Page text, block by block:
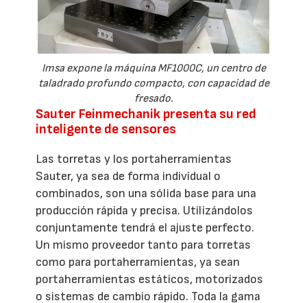
Imsa expone la máquina MF1000C, un centro de
taladrado profundo compacto, con capacidad de
fresado.
Sauter Feinmechanik presenta su red
inteligente de sensores
Las torretas y los portaherramientas
Sauter, ya sea de forma individual o
combinados, son una sólida base para una
producción rápida y precisa. Utilizándolos
conjuntamente tendrá el ajuste perfecto.
Un mismo proveedor tanto para torretas
como para portaherramientas, ya sean
portaherramientas estáticos, motorizados
o sistemas de cambio rápido. Toda la gama